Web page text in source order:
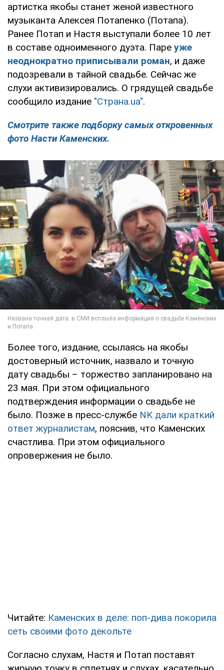
артистка якобы станет женой известного
музыканта Алексея Потапенко (Потапа).
Ранее Потап и Настя выступали более 10 лет
в составе одноименного дуэта. Паре уже
неоднократно приписывали роман, и даже
подозревали в тайной свадьбе. Сейчас же
слухи активизировались. О грядущей свадьбе
сообщило издание "Страна.ua".
Смотрите также подборку самых откровенных
фото Насти Каменских.
Более того, издание, ссылаясь на якобы
достоверный источник, назвало и точную
дату свадьбы – торжество запланировано на
23 мая. При этом официального
подтверждения информации о свадьбе не
было. Позже в пресс-службе NK дали краткий
ответ журналистам, пояснив, что Каменских
счастлива. При этом официального
опровержения не было.
Читайте: Каменских в деле: поп-дива покорила
сеть своими фото декольте
Согласно слухам, Настя и Потап поставят